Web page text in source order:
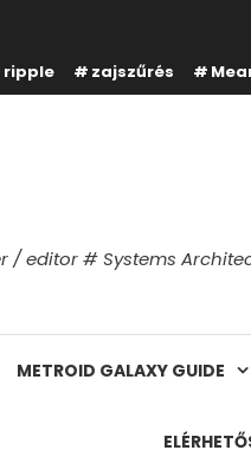
ripple zajszűrés
/ editor # Systems
METROID GALAXY GUIDE